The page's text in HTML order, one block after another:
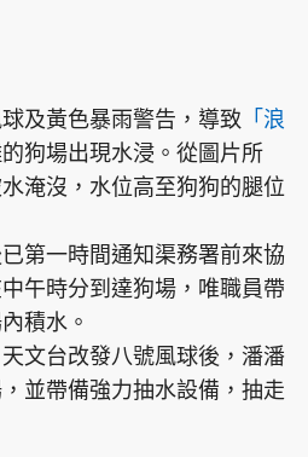
星島頭條 星島日報
星島環球 The Standard
Oh!爸媽 JobMarket
及黃色暴雨警告，導致 「浪
狗場出現水浸。從圖片所
淹沒，水位高至狗狗的腿位
第一時間通知渠務署前來協
午時分到達狗場，唯職員帶
積水。
文台改發八號風球後，潘潘
並帶備強力抽水設備，抽走